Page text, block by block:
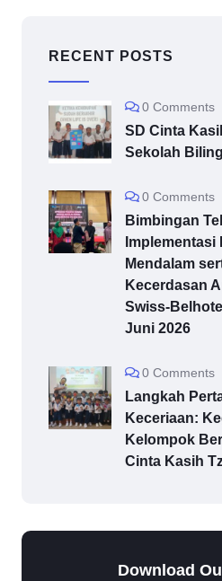
RECENT POSTS
0 Comments
SD Cinta
Sekolah
0 Comments
Bimbingan
Implementasi
Mendalam
Kecerdasan
Swiss-
Juni 2026
0 Comments
Langkah
Keceriaan:
Kelompok
Cinta Kasih
Download